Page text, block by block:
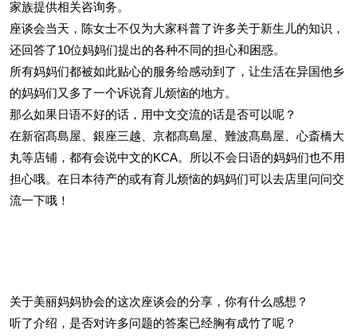
家族提供相关咨询务。
座谈会当天，陈女士不仅为大家科普了许多关于新生儿的知识，
还回答了10位妈妈们提出的各种不同的担心和困惑。
所有妈妈们都被如此贴心的服务给感动到了，让生活在异国他乡
的妈妈们又多了一个诉说育儿烦恼的地方。
那么如果日语不好的话，用中文交流的话是否可以呢？
在新宿髙島屋、銀座三越、京都髙島屋、難波髙島屋、心斎橋大
丸等店铺，都有会说中文的KCA。所以不会日语的妈妈们也不用
担心哦。在日本待产的或有育儿烦恼的妈妈们可以去店里问问交
流一下哦！
关于美丽妈妈协会的这次座谈会的分享，你有什么感想？
听了介绍，是否对许多问题的答案已经胸有成竹了呢？